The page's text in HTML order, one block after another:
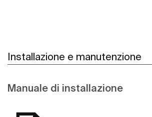
Installazione e manutenzione
Manuale di installazione